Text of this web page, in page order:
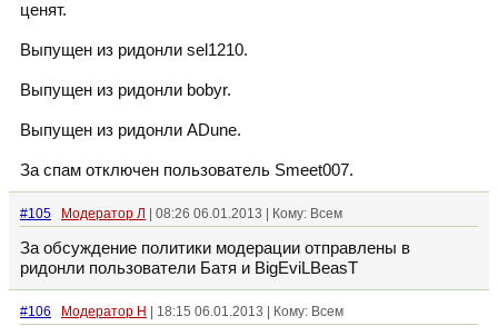
ценят.
Выпущен из ридонли sel1210.
Выпущен из ридонли bobyr.
Выпущен из ридонли ADune.
За спам отключен пользователь Smeet007.
#105 Модератор Л | 08:26 06.01.2013 | Кому: Всем
За обсуждение политики модерации отправлены в
ридонли пользователи Батя и BigEviLBeasT
#106 Модератор Н | 18:15 06.01.2013 | Кому: Всем